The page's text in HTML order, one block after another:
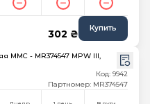
302 ₴ Купить
MMC - MR374547 MPW III,
Код: 9942
Партномер: MR374547